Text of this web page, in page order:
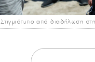
Στιγμιότυπο από διαδήλωση